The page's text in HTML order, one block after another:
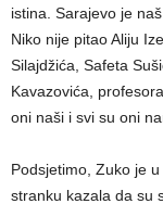
istina. Sarajevo je
Niko nije pitao Aliju
Silajdžića, Safeta
Kavazovića,
oni naši i svi su oni
Podsjetimo, Zuko je
stranku kazala da su